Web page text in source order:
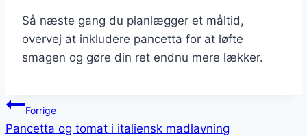
Så næste gang du planlægger et måltid,
overvej at inkludere pancetta for at løfte
smagen og gøre din ret endnu mere lækker.
Indlægsnavigation
Forrige
Pancetta og tomat i italiensk madlavning